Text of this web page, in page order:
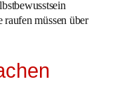
müssen über